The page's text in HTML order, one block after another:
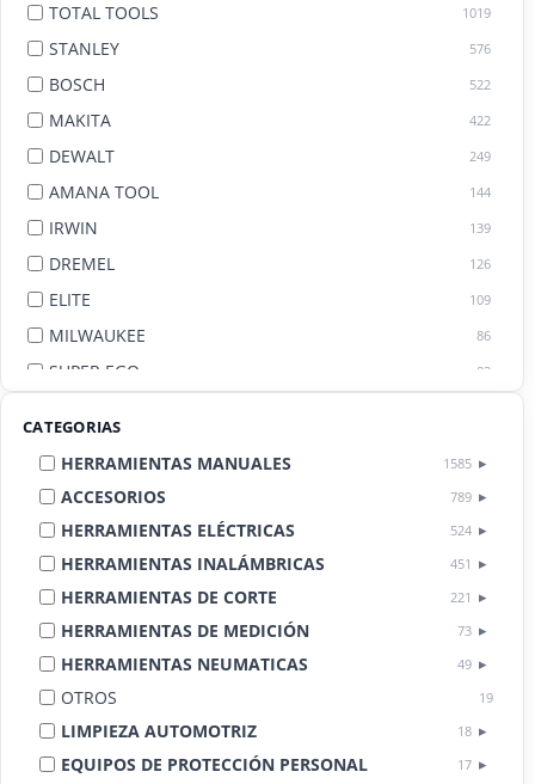
TOTAL TOOLS 1019
STANLEY 576
BOSCH 522
MAKITA 422
DEWALT 249
AMANA TOOL 144
IRWIN 139
DREMEL 126
ELITE 109
MILWAUKEE 86
SUPER EGO 82
CATEGORIAS
HERRAMIENTAS MANUALES 1585
ACCESORIOS 789
HERRAMIENTAS ELÉCTRICAS 524
HERRAMIENTAS INALÁMBRICAS 451
HERRAMIENTAS DE CORTE 221
HERRAMIENTAS DE MEDICIÓN 73
HERRAMIENTAS NEUMATICAS 49
OTROS 19
LIMPIEZA AUTOMOTRIZ 18
EQUIPOS DE PROTECCIÓN PERSONAL 17